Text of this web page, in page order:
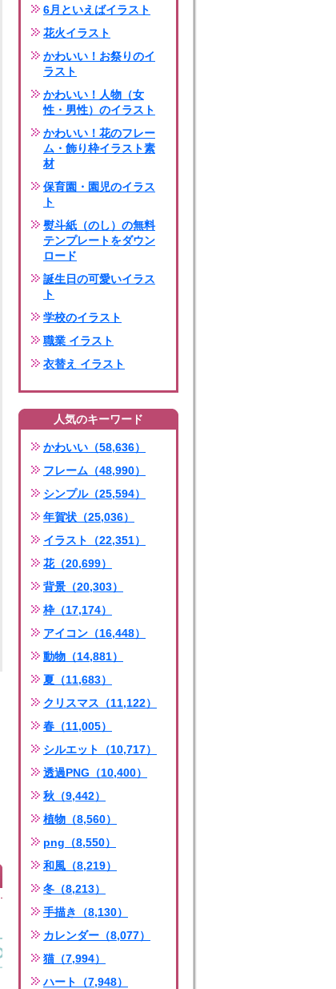
6月といえばイラスト
花火イラスト
かわいい！お祭りのイ
ラスト
かわいい！人物（女
性・男性）のイラスト
かわいい！花のフレー
ム・飾り枠イラスト素
材
保育園・園児のイラス
ト
熨斗紙（のし）の無料
テンプレートをダウン
ロード
誕生日の可愛いイラス
ト
学校のイラスト
職業 イラスト
衣替え イラスト
人気のキーワード
かわいい（58,636）
フレーム（48,990）
シンプル（25,594）
年賀状（25,036）
イラスト（22,351）
花（20,699）
背景（20,303）
枠（17,174）
アイコン（16,448）
動物（14,881）
夏（11,683）
クリスマス（11,122）
春（11,005）
シルエット（10,717）
透過PNG（10,400）
秋（9,442）
植物（8,560）
png（8,550）
和風（8,219）
冬（8,213）
手描き（8,130）
カレンダー（8,077）
猫（7,994）
ハート（7,948）